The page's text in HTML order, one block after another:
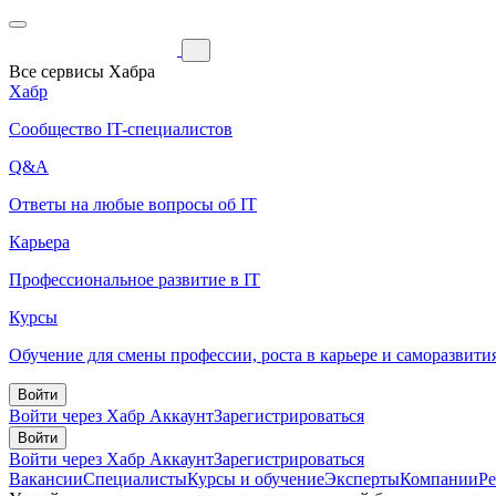
Все сервисы Хабра
Хабр
Сообщество IT-специалистов
Q&A
Ответы на любые вопросы об IT
Карьера
Профессиональное развитие в IT
Курсы
Обучение для смены профессии, роста в карьере и
Войти
Войти через Хабр АккаунтЗарегистрироваться
Войти
Войти через Хабр АккаунтЗарегистрироваться
ВакансииСпециалистыКурсы и обучениеЭкспертыКомпании